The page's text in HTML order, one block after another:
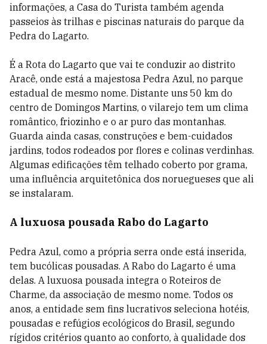
informações, a Casa do Turista também agenda
passeios às trilhas e piscinas naturais do parque da
Pedra do Lagarto.
É a Rota do Lagarto que vai te conduzir ao distrito
Aracê, onde está a majestosa Pedra Azul, no parque
estadual de mesmo nome. Distante uns 50 km do
centro de Domingos Martins, o vilarejo tem um clima
romântico, friozinho e o ar puro das montanhas.
Guarda ainda casas, construções e bem-cuidados
jardins, todos rodeados por flores e colinas verdinhas.
Algumas edificações têm telhado coberto por grama,
uma influência arquitetônica dos noruegueses que ali
se instalaram.
A luxuosa pousada Rabo do Lagarto
Pedra Azul, como a própria serra onde está inserida,
tem bucólicas pousadas. A Rabo do Lagarto é uma
delas. A luxuosa pousada integra o Roteiros de
Charme, da associação de mesmo nome. Todos os
anos, a entidade sem fins lucrativos seleciona hotéis,
pousadas e refúgios ecológicos do Brasil, segundo
rígidos critérios quanto ao conforto, à qualidade dos